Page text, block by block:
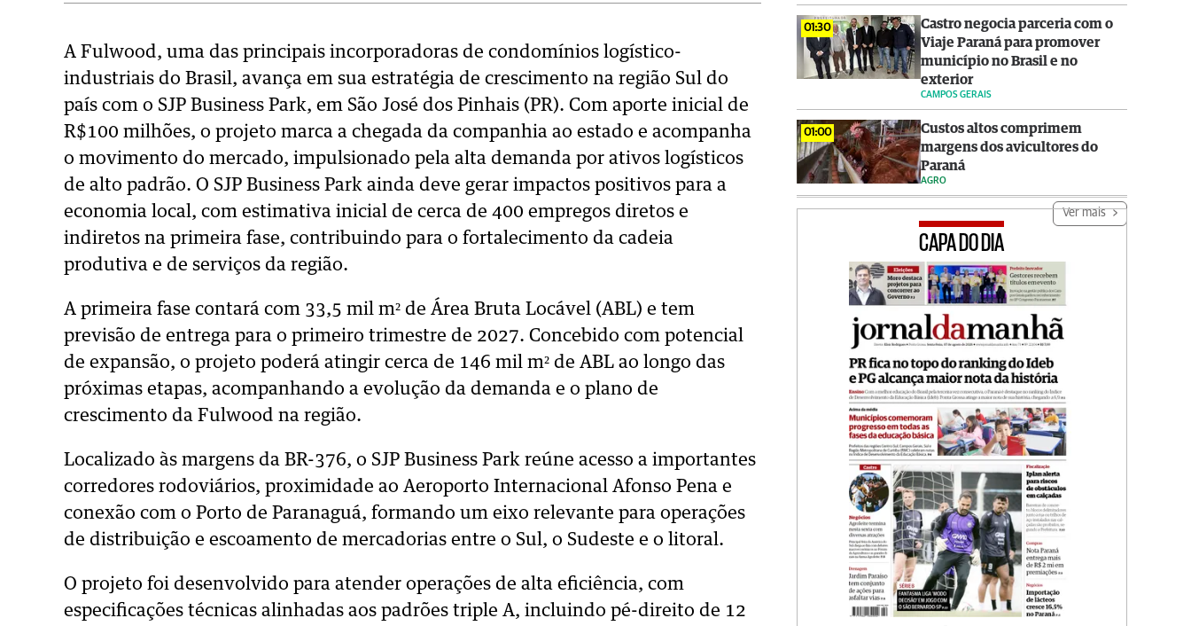
A Fulwood, uma das principais incorporadoras de condomínios logístico-
industriais do Brasil, avança em sua estratégia de crescimento na região Sul do
país com o SJP Business Park, em São José dos Pinhais (PR). Com aporte inicial de
R$100 milhões, o projeto marca a chegada da companhia ao estado e acompanha
o movimento do mercado, impulsionado pela alta demanda por ativos logísticos
de alto padrão. O SJP Business Park ainda deve gerar impactos positivos para a
economia local, com estimativa inicial de cerca de 400 empregos diretos e
indiretos na primeira fase, contribuindo para o fortalecimento da cadeia
produtiva e de serviços da região.
A primeira fase contará com 33,5 mil m² de Área Bruta Locável (ABL) e tem
previsão de entrega para o primeiro trimestre de 2027. Concebido com potencial
de expansão, o projeto poderá atingir cerca de 146 mil m² de ABL ao longo das
próximas etapas, acompanhando a evolução da demanda e o plano de
crescimento da Fulwood na região.
Localizado às margens da BR-376, o SJP Business Park reúne acesso a importantes
corredores rodoviários, proximidade ao Aeroporto Internacional Afonso Pena e
conexão com o Porto de Paranaguá, formando um eixo relevante para operações
de distribuição e escoamento de mercadorias entre o Sul, o Sudeste e o litoral.
O projeto foi desenvolvido para atender operações de alta eficiência, com
especificações técnicas alinhadas aos padrões triple A, incluindo pé-direito de 12
01:30
Castro negocia parceria com o
Viaje Paraná para promover
município no Brasil e no
exterior
CAMPOS GERAIS
01:00
Custos altos comprimem
margens dos avicultores do
Paraná
AGRO
Ver mais
CAPA DO DIA